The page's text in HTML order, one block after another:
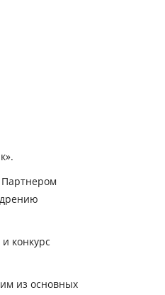
Партнером
конкурс
из основных